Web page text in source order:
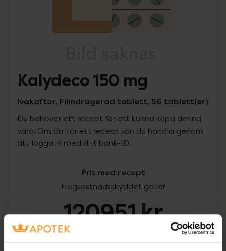
Kalydeco 150 mg
Ivakaftor, Filmdragerad tablett, 56 tablett(er)
Du behöver ett recept för att kunna köpa denna
vara. Om du har ett recept kan du handla genom
att logga in med ditt bank-ID.
Pris med recept
Högkostnadsskyddet gäller
120951 kr